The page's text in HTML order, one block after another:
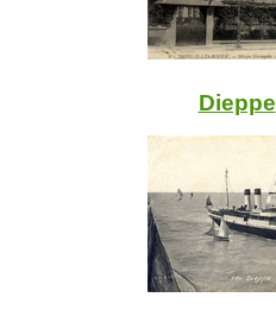
Dieppe